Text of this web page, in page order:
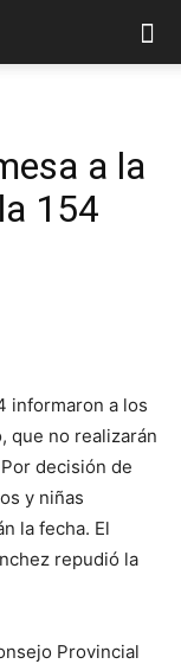
a la
154
informaron a los
que no realizarán
decisión de
y niñas
la fecha. El
repudió la
Provincial